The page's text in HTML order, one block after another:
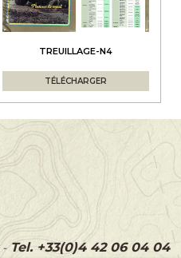
TREUILLAGE-N4
TÉLÉCHARGER
-Tel. +33(0)4 42 06 04 04